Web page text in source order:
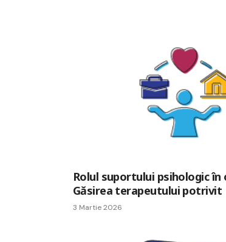
Rolul suportului psihologic în
Găsirea terapeutului potrivit
3 Martie 2026